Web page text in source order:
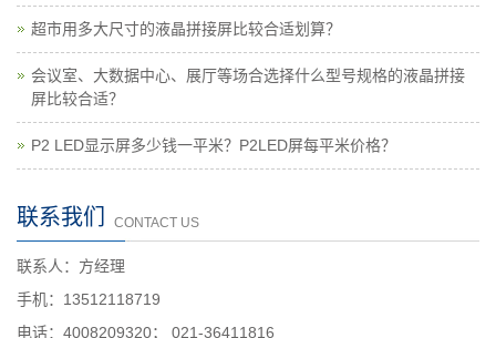
超市用多大尺寸的液晶拼接屏比较合适划算？
会议室、大数据中心、展厅等场合选择什么型号规格的液晶拼接
屏比较合适？
P2 LED显示屏多少钱一平米？P2LED屏每平米价格？
联系我们 CONTACT US
联系人：方经理
手机：13512118719
电话：4008209320； 021-36411816